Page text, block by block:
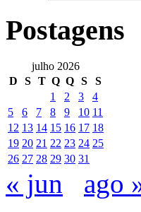
Postagens
julho 2026
D
S T Q Q S
S
1
2 3
4
5
6 7 8 9 10 11
12 13 14 15 16 17 18
19 20 21 22 23 24 25
26 27 28 29 30 31
« jun ago